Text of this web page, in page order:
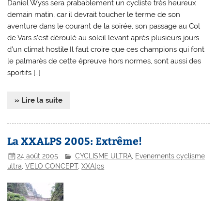
Daniel Wyss sera prabablement un cycliste très heureux
demain matin, car il devrait toucher le terme de son
aventure dans le courant de la soirée, son passage au Col
de Vars s’est déroulé au soleil levant après plusieurs jours
d’un climat hostile.Il faut croire que ces champions qui font
le palmarès de cette épreuve hors normes, sont aussi des
sportifs […]
» Lire la suite
La XXALPS 2005: Extrême!
24 août 2005 CYCLISME ULTRA Evenements cyclisme
ultra ,VELO CONCEPT,XXAlps